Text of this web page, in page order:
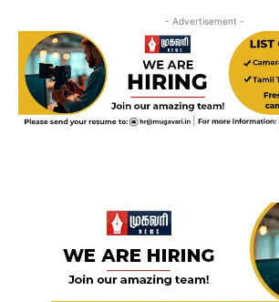
- Advertisement -